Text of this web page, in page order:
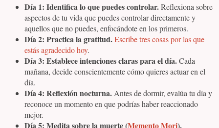
Día 1: Identifica lo que puedes controlar.Reflexiona sobre
aspectos de tu vida que puedes controlar directamente y
aquellos que no puedes, enfocándote en los primeros.
Día 2: Practica la gratitud.Escribe tres cosas por las que
estás agradecido hoy.
Día 3: Establece intenciones claras para el día.Cada
mañana, decide conscientemente cómo quieres actuar en el
día.
Día 4: Reflexión nocturna. Antes de dormir, evalúa tu día y
reconoce un momento en que podrías haber reaccionado
mejor.
Día 5: Medita sobre la muerte (Memento Mori).